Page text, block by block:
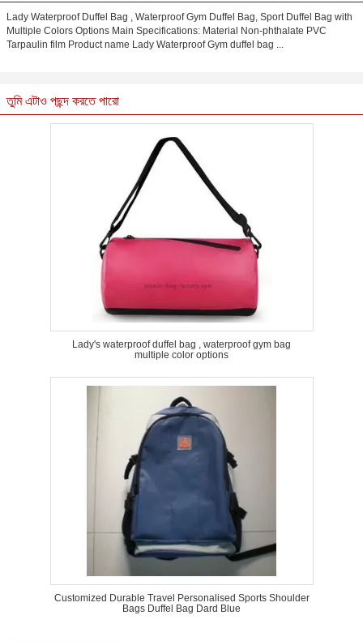
Lady Waterproof Duffel Bag , Waterproof Gym Duffel Bag, Sport Duffel Bag with
Multiple Colors Options Main Specifications: Material Non-phthalate PVC
Tarpaulin film Product name Lady Waterproof Gym duffel bag ...
তুমি এটাও পছন্দ করতে পারো
Lady's waterproof duffel bag , waterproof gym bag
multiple color options
Customized Durable Travel Personalised Sports Shoulder
Bags Duffel Bag Dard Blue